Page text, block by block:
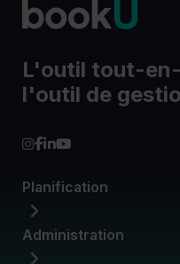
L'outil tout-
l'outil de
Planification
Horaires de travail
Disponibilités
Administration